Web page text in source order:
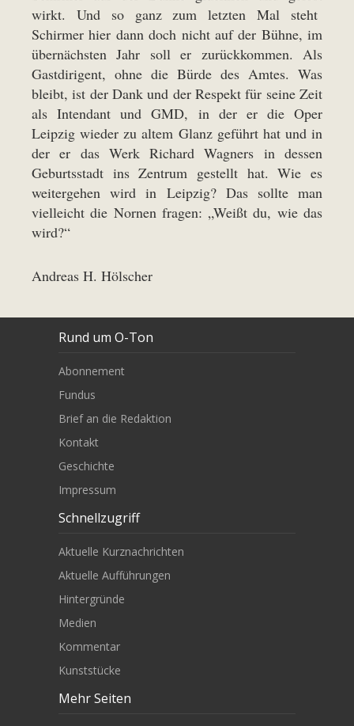
wirkt. Und so ganz zum letzten Mal steht
Schirmer hier dann doch nicht auf der Bühne, im
übernächsten Jahr soll er zurückkommen. Als
Gastdirigent, ohne die Bürde des Amtes. Was
bleibt, ist der Dank und der Respekt für seine Zeit
als Intendant und GMD, in der er die Oper
Leipzig wieder zu altem Glanz geführt hat und in
der er das Werk Richard Wagners in dessen
Geburtsstadt ins Zentrum gestellt hat. Wie es
weitergehen wird in Leipzig? Das sollte man
vielleicht die Nornen fragen: „Weißt du, wie das
wird?“
Andreas H. Hölscher
Rund um O-Ton
Abonnement
Fundus
Brief an die Redaktion
Kontakt
Geschichte
Impressum
Schnellzugriff
Aktuelle Kurznachrichten
Aktuelle Aufführungen
Hintergründe
Medien
Kommentar
Kunststücke
Mehr Seiten